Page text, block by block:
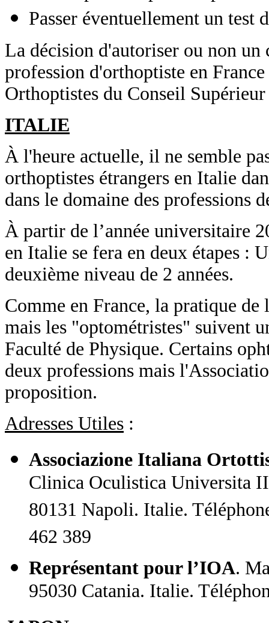
Passer éventuellement un test
La décision d'autoriser ou non un
profession d'orthoptiste en
Orthoptistes du Conseil
ITALIE
À l'heure actuelle, il ne semble
orthoptistes étrangers en Italie
dans le domaine des professions
À partir de l’année universitaire
en Italie se fera en deux étapes :
deuxième niveau de 2 années.
Comme en France, la pratique
mais les "optométristes" suivent
Faculté de Physique. Certains
deux professions mais
proposition.
Adresses Utiles :
Associazione Italiana
Clinica Oculistica Universita
80131 Napoli. Italie.
462 389
Représentant pour l’IOA.
95030 Catania. Italie.